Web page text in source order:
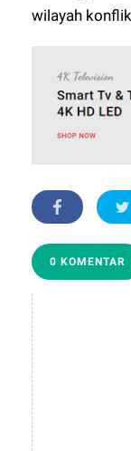
wilayah
0 KOMENTAR